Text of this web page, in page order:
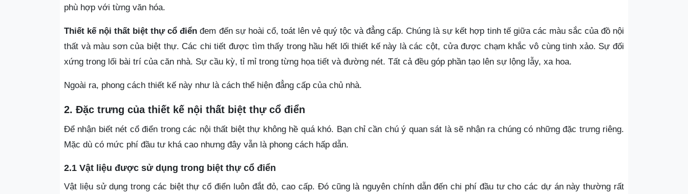
phù hợp với từng văn hóa.
Thiết kế nội thất biệt thự cổ điển đem đến sự hoài cổ, toát lên vẻ quý tộc và đẳng cấp. Chúng là sự kết hợp tinh tế giữa các màu sắc của đồ nội
thất và màu sơn của biệt thự. Các chi tiết được tìm thấy trong hầu hết lối thiết kế này là các cột, cửa được chạm khắc vô cùng tinh xảo. Sự đối
xứng trong lối bài trí của căn nhà. Sự cầu kỳ, tỉ mỉ trong từng họa tiết và đường nét. Tất cả đều góp phần tạo lên sự lộng lẫy, xa hoa.
Ngoài ra, phong cách thiết kế này như là cách thể hiện đẳng cấp của chủ nhà.
2. Đặc trưng của thiết kế nội thất biệt thự cổ điển
Để nhận biết nét cổ điển trong các nội thất biệt thự không hề quá khó. Bạn chỉ cần chú ý quan sát là sẽ nhận ra chúng có những đặc trưng riêng.
Mặc dù có mức phí đầu tư khá cao nhưng đây vẫn là phong cách hấp dẫn.
2.1 Vật liệu được sử dụng trong biệt thự cổ điển
Vật liệu sử dụng trong các biệt thự cổ điển luôn đắt đỏ, cao cấp. Đó cũng là nguyên chính dẫn đến chi phí đầu tư cho các dự án này thường rất